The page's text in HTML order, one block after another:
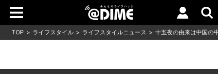
TOP ライフスタイル ライフスタイルニュース 十五夜の由来は中国の